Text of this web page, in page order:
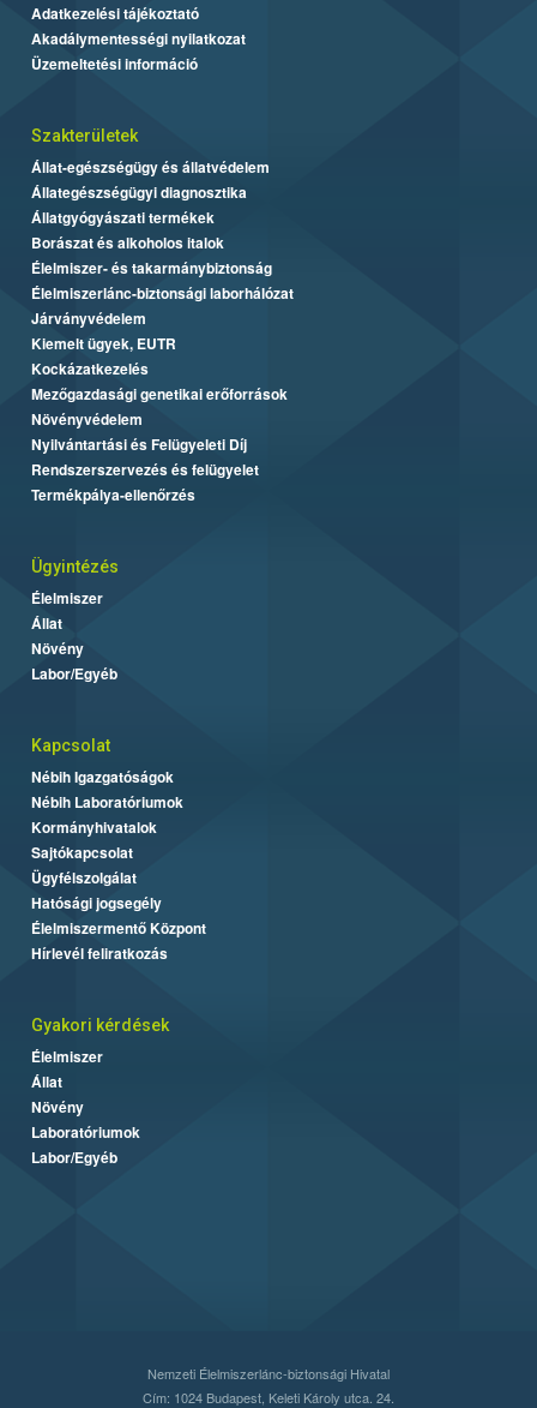
Adatkezelési tájékoztató
Akadálymentességi nyilatkozat
Üzemeltetési információ
Szakterületek
Állat-egészségügy és állatvédelem
Állategészségügyi diagnosztika
Állatgyógyászati termékek
Borászat és alkoholos italok
Élelmiszer- és takarmánybiztonság
Élelmiszerlánc-biztonsági laborhálózat
Járványvédelem
Kiemelt ügyek, EUTR
Kockázatkezelés
Mezőgazdasági genetikai erőforrások
Növényvédelem
Nyilvántartási és Felügyeleti Díj
Rendszerszervezés és felügyelet
Termékpálya-ellenőrzés
Ügyintézés
Élelmiszer
Állat
Növény
Labor/Egyéb
Kapcsolat
Nébih Igazgatóságok
Nébih Laboratóriumok
Kormányhivatalok
Sajtókapcsolat
Ügyfélszolgálat
Hatósági jogsegély
Élelmiszermentő Központ
Hírlevél feliratkozás
Gyakori kérdések
Élelmiszer
Állat
Növény
Laboratóriumok
Labor/Egyéb
Nemzeti Élelmiszerlánc-biztonsági Hivatal
Cím: 1024 Budapest, Keleti Károly utca. 24.